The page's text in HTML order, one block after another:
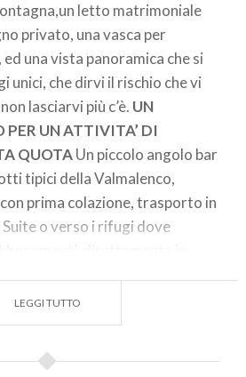
letto matrimoniale
privato, una vasca per
una vista panoramica che si
unici, che dirvi il rischio che vi
lasciarvi più c’è. UN
UN ATTIVITA’ DI
QUOTAUn piccolo angolo bar
tipici della Valmalenco,
prima colazione, trasporto in
o verso i rifugi dove
la sera I SAPORI DELLA
in uno dei rifugi
servizio vi porterà in
LEGGI TUTTO